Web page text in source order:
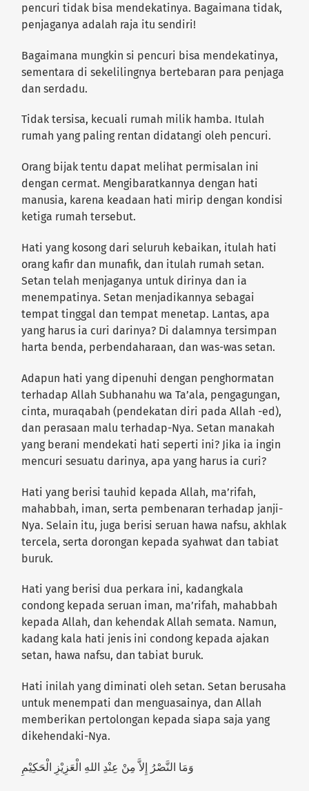
pencuri tidak bisa mendekatinya. Bagaimana tidak,
penjaganya adalah raja itu sendiri!
Bagaimana mungkin si pencuri bisa mendekatinya,
sementara di sekelilingnya bertebaran para penjaga
dan serdadu.
Tidak tersisa, kecuali rumah milik hamba. Itulah
rumah yang paling rentan didatangi oleh pencuri.
Orang bijak tentu dapat melihat permisalan ini
dengan cermat. Mengibaratkannya dengan hati
manusia, karena keadaan hati mirip dengan kondisi
ketiga rumah tersebut.
Hati yang kosong dari seluruh kebaikan, itulah hati
orang kafir dan munafik, dan itulah rumah setan.
Setan telah menjaganya untuk dirinya dan ia
menempatinya. Setan menjadikannya sebagai
tempat tinggal dan tempat menetap. Lantas, apa
yang harus ia curi darinya? Di dalamnya tersimpan
harta benda, perbendaharaan, dan was-was setan.
Adapun hati yang dipenuhi dengan penghormatan
terhadap Allah Subhanahu wa Ta’ala, pengagungan,
cinta, muraqabah (pendekatan diri pada Allah -ed),
dan perasaan malu terhadap-Nya. Setan manakah
yang berani mendekati hati seperti ini? Jika ia ingin
mencuri sesuatu darinya, apa yang harus ia curi?
Hati yang berisi tauhid kepada Allah, ma’rifah,
mahabbah, iman, serta pembenaran terhadap janji-
Nya. Selain itu, juga berisi seruan hawa nafsu, akhlak
tercela, serta dorongan kepada syahwat dan tabiat
buruk.
Hati yang berisi dua perkara ini, kadangkala
condong kepada seruan iman, ma’rifah, mahabbah
kepada Allah, dan kehendak Allah semata. Namun,
kadang kala hati jenis ini condong kepada ajakan
setan, hawa nafsu, dan tabiat buruk.
Hati inilah yang diminati oleh setan. Setan berusaha
untuk menempati dan menguasainya, dan Allah
memberikan pertolongan kepada siapa saja yang
dikehendaki-Nya.
وَمَا النَّصْرُ إِلاَّ مِنْ عِنْدِ اللهِ الْعَزِيْزِ الْحَكِيْمِ